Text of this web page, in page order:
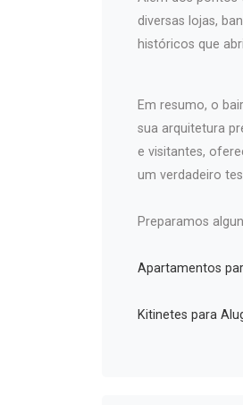
diversas lojas,
históricos que
Em resumo, o
sua arquitetura
e visitantes,
um verdadeiro
Preparamos
Apartamentos
Kitinetes para